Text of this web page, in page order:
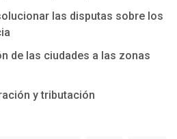
las disputas sobre los
de las ciudades a las zonas
y tributación